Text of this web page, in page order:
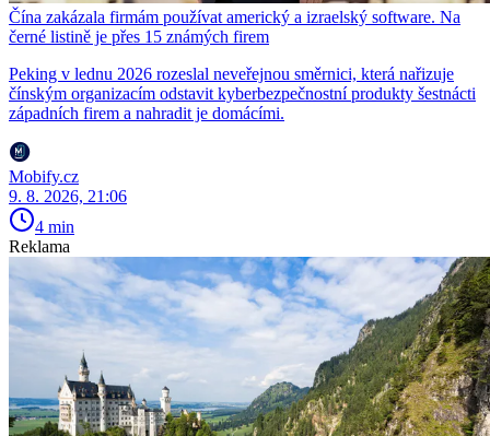
Čína zakázala firmám používat americký a izraelský software. Na
černé listině je přes 15 známých firem
Peking v lednu 2026 rozeslal neveřejnou směrnici, která nařizuje
čínským organizacím odstavit kyberbezpečnostní produkty šestnácti
západních firem a nahradit je domácími.
Mobify.cz
9. 8. 2026, 21:06
4 min
Reklama